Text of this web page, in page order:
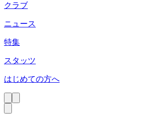
クラブ
ニュース
特集
スタッツ
はじめての方へ